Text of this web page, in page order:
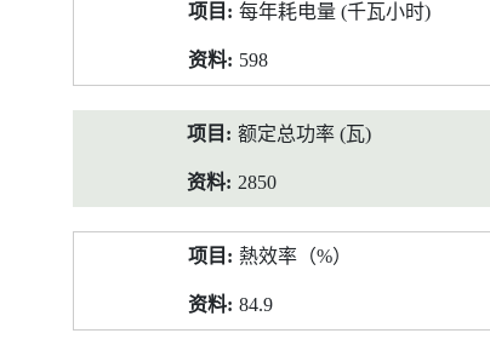
每年耗电量 (千瓦小时)
598
额定总功率 (瓦)
2850
熱效率（%）
84.9